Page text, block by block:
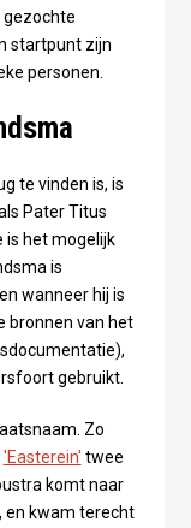
gezochte
startpunt zijn
personen.
te vinden is, is
Pater Titus
is het mogelijk
is
wanneer hij is
bronnen van het
gebruikt.
Zo
'Easterein' twee
komt naar
en kwam terecht